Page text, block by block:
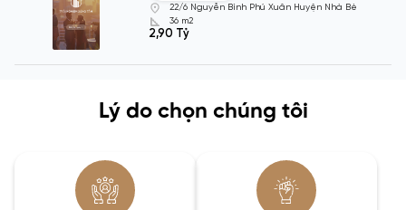
22/6 Nguyễn Bình Phú Xuân Huyện Nhà Bè
36 m2
2,90 Tỷ
Lý do chọn chúng tôi